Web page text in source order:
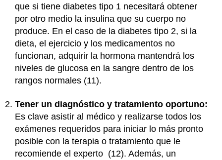
que si tiene diabetes tipo 1 necesitará obtener
por otro medio la insulina que su cuerpo no
produce. En el caso de la diabetes tipo 2, si la
dieta, el ejercicio y los medicamentos no
funcionan, adquirir la hormona mantendrá los
niveles de glucosa en la sangre dentro de los
rangos normales (11).
Tener un diagnóstico y tratamiento oportuno:
Es clave asistir al médico y realizarse todos los
exámenes requeridos para iniciar lo más pronto
posible con la terapia o tratamiento que le
recomiende el experto (12). Además, un